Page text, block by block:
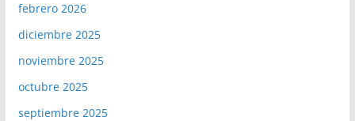
febrero 2026
diciembre 2025
noviembre 2025
octubre 2025
septiembre 2025